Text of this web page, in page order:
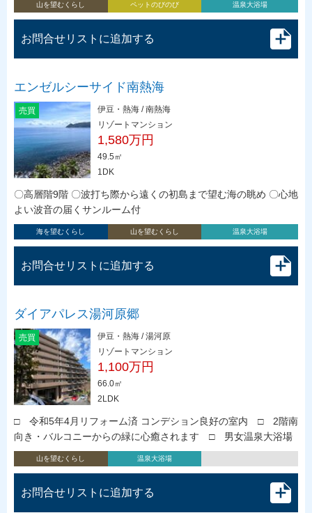
山を望むくらし ペットのびのび 温泉大浴場
お問合せリストに追加する
エンゼルシーサイド南熱海
売買
伊豆・熱海 / 南熱海
リゾートマンション
1,580万円
49.5㎡
1DK
〇高層階9階 〇波打ち際から遠くの初島まで望む海の眺め 〇心地
よい波音の届くサンルーム付
海を望むくらし 山を望むくらし 温泉大浴場
お問合せリストに追加する
ダイアパレス湯河原郷
売買
伊豆・熱海 / 湯河原
リゾートマンション
1,100万円
66.0㎡
2LDK
□ 令和5年4月リフォーム済 コンデション良好の室内 □ 2階南
向き・バルコニーからの緑に心癒されます □ 男女温泉大浴場
山を望むくらし 温泉大浴場
お問合せリストに追加する